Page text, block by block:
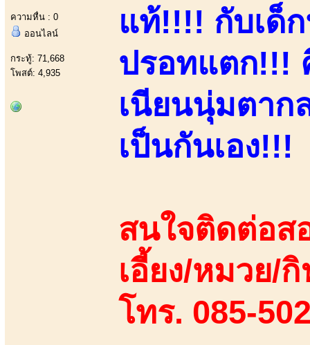
ความหื่น : 0
ออนไลน์
กระทู้: 71,668
โพสต์: 4,935
แท้!!!! กับเด็
ปรอทแตก!!!
เนียนนุ่มตาก
เป็นกันเอง!!!
สนใจติดต่อส
เอี้ยง/หมวย/
โทร. 085-